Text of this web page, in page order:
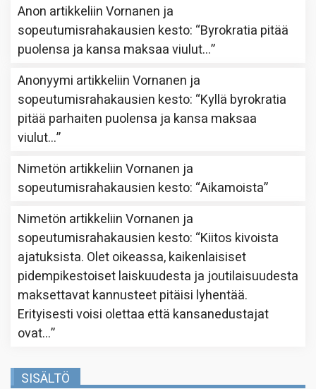
Anon artikkeliinVornanen ja
sopeutumisrahakausien kesto: “Byrokratia pitää
puolensa ja kansa maksaa viulut…”
Anonyymi artikkeliinVornanen ja
sopeutumisrahakausien kesto: “Kyllä byrokratia
pitää parhaiten puolensa ja kansa maksaa
viulut…”
Nimetön artikkeliinVornanen ja
sopeutumisrahakausien kesto: “Aikamoista”
Nimetön artikkeliinVornanen ja
sopeutumisrahakausien kesto: “Kiitos kivoista
ajatuksista. Olet oikeassa, kaikenlaisiset
pidempikestoiset laiskuudesta ja joutilaisuudesta
maksettavat kannusteet pitäisi lyhentää.
Erityisesti voisi olettaa että kansanedustajat
ovat…”
SISÄLTÖ